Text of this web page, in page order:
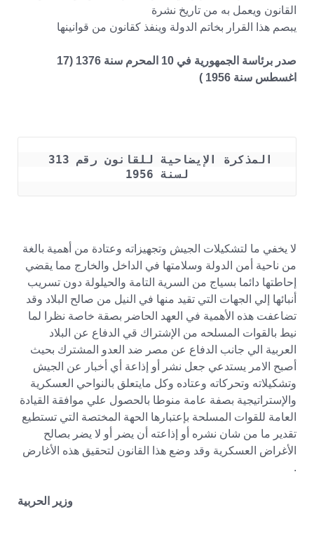
القانون ويعمل به من تاريخ نشرة
يبصم هذا القرار بخاتم الدولة وينفذ كقانون من قوانينها
صدر برئاسة الجمهورية في 10 المحرم سنة 1376 (17
اغسطس سنة 1956 )
لسنة 1956
لا يخفي ما لتشكيلات الجيش وتجهيزاته وعتادة من أهمية بالغة
من ناحية أمن الدولة وسلامتها في الداخل والخارج مما يقضي
إحاطتها دائما بسياج من السرية التامة والحيلولة دون تسريب
أنبائها إلي الجهات التي تقيد منها في النيل من صالح البلاد وقد
تضاعفت هذه الأهمية في العهد الحاضر بصقة خاصة نظرا لما
نيط بالقوات المسلحه من الإشتراك قي الدفاع عن البلاد
العربية الي جانب الدفاع عن مصر ضد العدو المشترك بحيث
أصبح الامر يستدعي جعل نشر أو إذاعة أي أخبار عن الجيش
وتشكيلاته وتحركاته وعتاده وكل مايتعلق بالنواحي العسكرية
والإستراتيجية بصفة عامة منوطا بالحصول علي موافقة القيادة
العامة للقوات المسلحة بإعتبارها الحهة المختصة التي تستطيع
تقدير ما من شان نشره أو إذاعته أن يضر أو لا يضر بصالح
الأغراض العسكرية وقد وضع هذا القانون لتحقيق هذه الأغارض
.
وزير الحربية